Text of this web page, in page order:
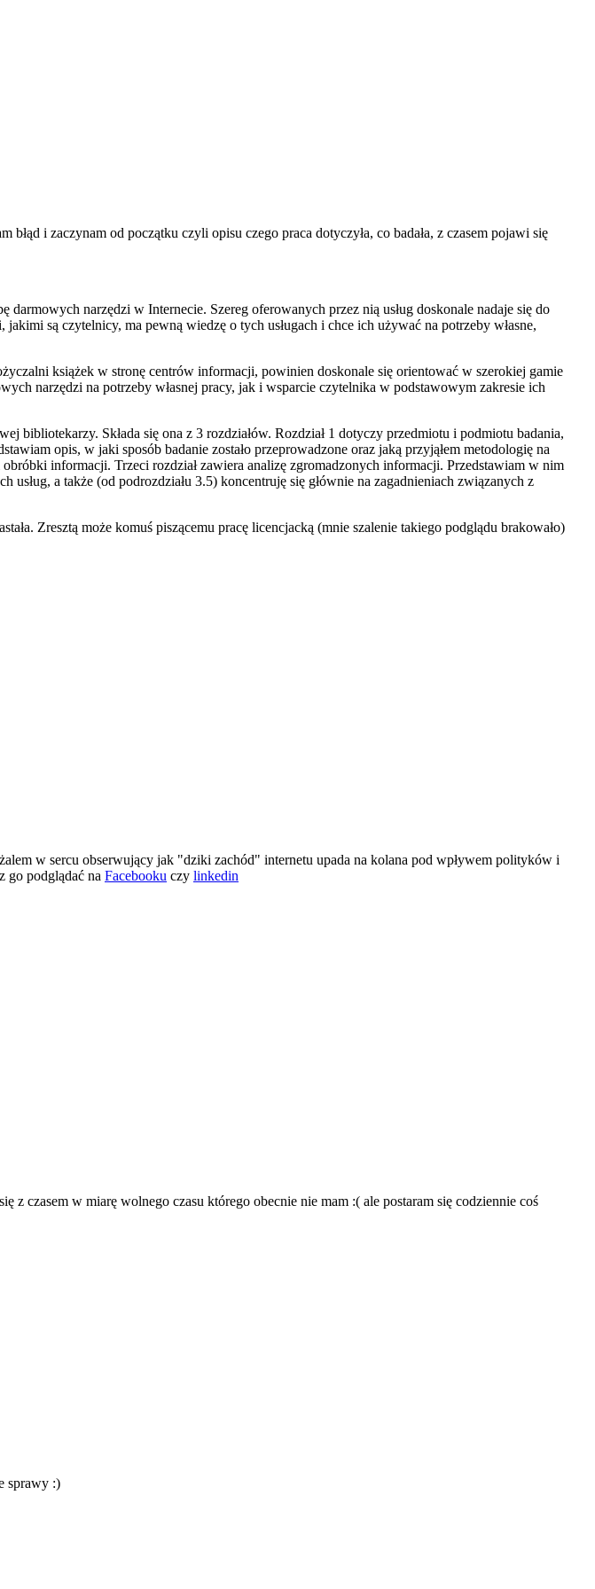
błąd i zaczynam od początku czyli opisu czego praca dotyczyła, co badała, z czasem pojawi się
narzędzi w Internecie. Szereg oferowanych przez nią usług doskonale nadaje się do
są czytelnicy, ma pewną wiedzę o tych usługach i chce ich używać na potrzeby własne,
książek w stronę centrów informacji, powinien doskonale się orientować w szerokiej gamie
narzędzi na potrzeby własnej pracy, jak i wsparcie czytelnika w podstawowym zakresie ich
Składa się ona z 3 rozdziałów. Rozdział 1 dotyczy przedmiotu i podmiotu badania,
opis, w jaki sposób badanie zostało przeprowadzone oraz jaką przyjąłem metodologię na
informacji. Trzeci rozdział zawiera analizę zgromadzonych informacji. Przedstawiam w nim
a także (od podrozdziału 3.5) koncentruję się głównie na zagadnieniach związanych z
Zresztą może komuś piszącemu pracę licencjacką (mnie szalenie takiego podglądu brakowało)
w sercu obserwujący jak "dziki zachód" internetu upada na kolana pod wpływem polityków i
go podglądać na Facebooku czy linkedin
czasem w miarę wolnego czasu którego obecnie nie mam :( ale postaram się codziennie coś
sprawy :)